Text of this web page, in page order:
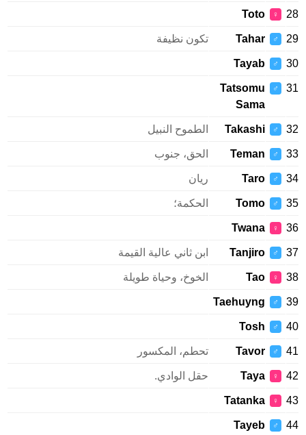
♀
Toto
♂
Tahar تكون نظيفة
♂
Tayab
♂
Tatsomu
Sama
♂
Takashi الطموح النبيل
♂
Teman الحق، جنوب
♂
Taro ريان
♂
Tomo الحكمة؛
♀
Twana
♂
Tanjiro ابن ثاني عالية القيمة
♀
Tao الخوخ، وحياة طويلة
♂
Taehuyng
♂
Tosh
♂
Tavor تحطم، المكسور
♀
Taya حقل الوادي.
♀
Tatanka
♂
Tayeb